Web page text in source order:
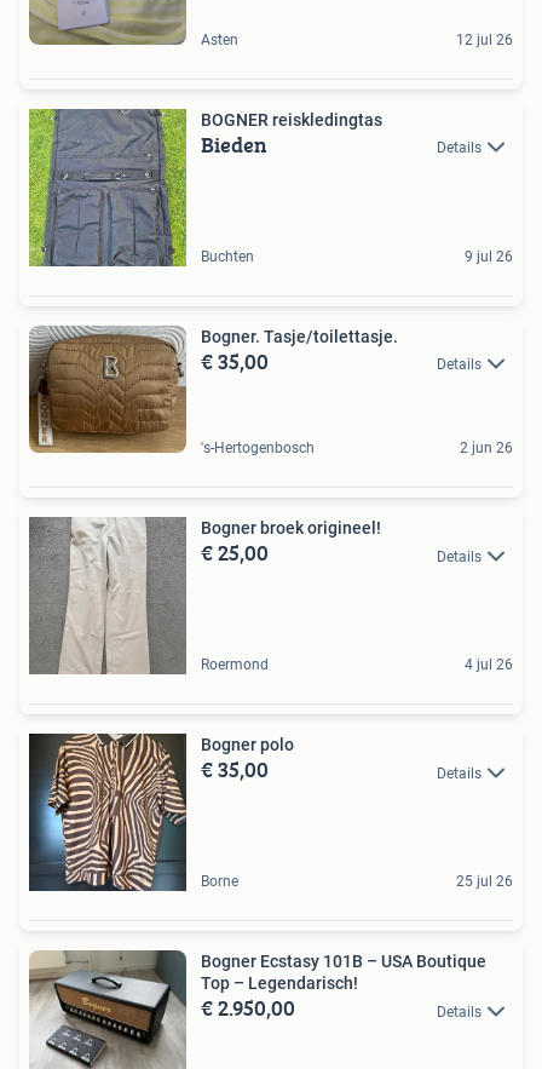
Asten 12 jul 26
BOGNER reiskledingtas
Bieden Details
Buchten 9 jul 26
Bogner. Tasje/toilettasje.
€ 35,00 Details
's-Hertogenbosch 2 jun 26
Bogner broek origineel!
€ 25,00 Details
Roermond 4 jul 26
Bogner polo
€ 35,00 Details
Borne 25 jul 26
Bogner Ecstasy 101B – USA Boutique
Top – Legendarisch!
€ 2.950,00 Details